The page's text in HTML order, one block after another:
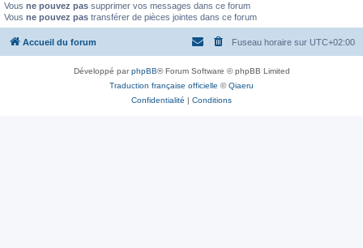
Vous ne pouvez pas supprimer vos messages dans ce forum
Vous ne pouvez pas transférer de pièces jointes dans ce forum
Accueil du forum Fuseau horaire sur UTC+02:00
Développé parphpBB® Forum Software © phpBB Limited
Traduction française officielle ©Qiaeru
Confidentialité | Conditions